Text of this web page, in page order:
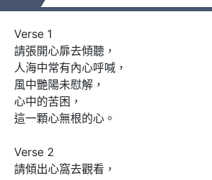
Verse 1
請張開心扉去傾聽，
人海中常有內心呼喊，
風中艷陽未慰解，
心中的苦困，
這一顆心無根的心。
Verse 2
請傾出心窩去觀看，